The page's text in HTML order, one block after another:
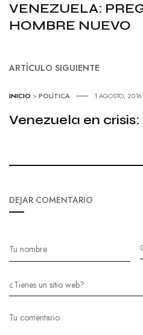
VENEZUELA:
HOMBRE NUEVO
ARTÍCULO SIGUIENTE
INICIO >POLÍTICA 1 AGOSTO, 2016
Venezuela en
DEJAR COMENTARIO